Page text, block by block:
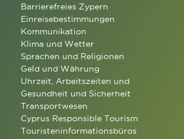
Barrierefreies Zypern
Einreisebestimmungen
Kommunikation
Klima und Wetter
Sprachen und Religionen
Geld und Währung
Uhrzeit, Arbeitszeiten und
Gesundheit und Sicherheit
Transportwesen
Cyprus Responsible Tourism
Touristeninformationsbüros